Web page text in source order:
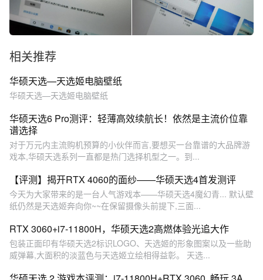
相关推荐
华硕天选—天选姬电脑壁纸
华硕天选—天选姬电脑壁纸
华硕天选6 Pro测评：轻薄高效续航长！依然是主流价位靠
谱选择
对于万元内主流购机预算的小伙伴而言,要想买一台靠谱的大品牌游
戏本,华硕天选系列一直都是热门选择机型之一。到...
【评测】揭开RTX 4060的面纱——华硕天选4首发测评
今天为大家带来的是一台人气游戏本——华硕天选4魔幻青... 默认壁
纸仍然是天选姬奔向你~~在保留摄像头前提下,三面...
RTX 3060+i7-11800H，华硕天选2高燃体验光追大作
包装正面印有华硕天选2标识LOGO、天选姬的形象图案以及一些助
威弹幕,大面积的淡蓝色与天选姬立绘相得益彰。 天选...